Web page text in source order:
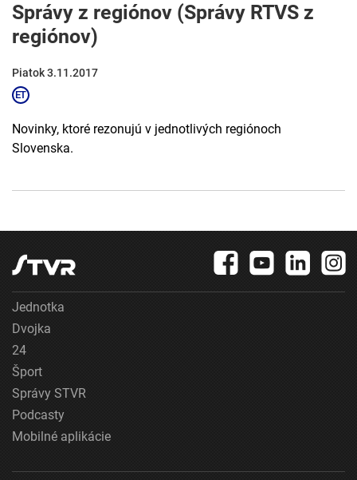
Správy z regiónov (Správy RTVS z
regiónov)
Piatok 3.11.2017
Novinky, ktoré rezonujú v jednotlivých regiónoch
Slovenska.
Jednotka
Dvojka
24
Šport
Správy STVR
Podcasty
Mobilné aplikácie